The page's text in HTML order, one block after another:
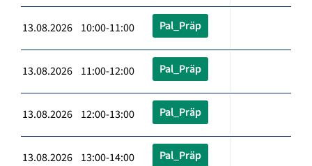
13.08.2026 10:00-11:00 Pal_Präp
13.08.2026 11:00-12:00 Pal_Präp
13.08.2026 12:00-13:00 Pal_Präp
13.08.2026 13:00-14:00 Pal_Präp